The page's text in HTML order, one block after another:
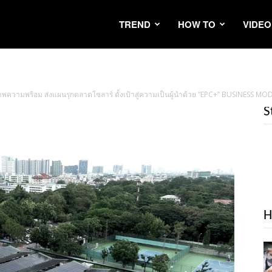
TREND HOW TO VIDEO
วามพร้อม ส่งแผนรุกตลาดโซลาร์ ตั้งเป้าสู่ความเป็นผู้นำด้วย “EPC+” BUSINESS